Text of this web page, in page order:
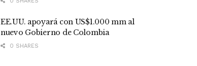
EE.UU. apoyará con US$1.000 mm al
nuevo Gobierno de Colombia
0 SHARES